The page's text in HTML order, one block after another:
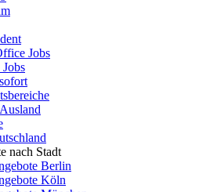
Jobs
nach Stadt
Berlin
Köln